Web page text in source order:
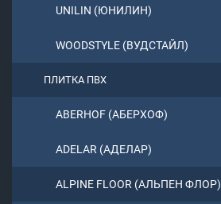
UNILIN (ЮНИЛИН)
WOODSTYLE (ВУДСТАЙЛ)
ПЛИТКА ПВХ
ABERHOF (АБЕРХОФ)
ADELAR (АДЕЛАР)
ALPINE FLOOR (АЛЬПЕН ФЛОР)